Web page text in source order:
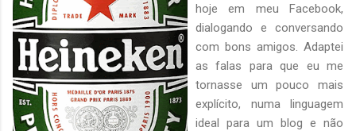
hoje em meu Facebook,
dialogando e conversando
com bons amigos. Adaptei
as falas para que eu me
tornasse um pouco mais
explícito, numa linguagem
ideal para um blog e não